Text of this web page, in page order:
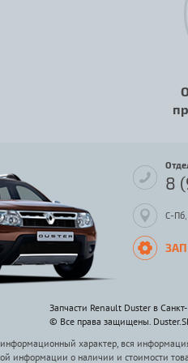
8
С-Пб,
Запчасти Renault Duster в
© Все права защищены.
характер, вся
информации о наличии и стоимости